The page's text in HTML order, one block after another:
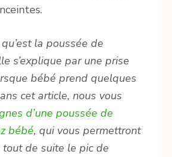
la poussée de
s’explique par une prise
bébé prend quelques
cet article, nous vous
d’une poussée de
bébé, qui vous permettront
de suite le pic de